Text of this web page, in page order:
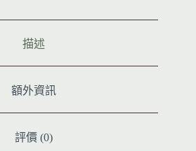
描述
額外資訊
評價 (0)